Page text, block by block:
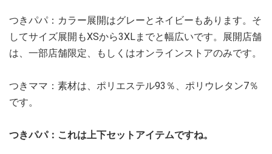
つきパパ：カラー展開はグレーとネイビーもあります。そ
してサイズ展開もXSから3XLまでと幅広いです。展開店舗
は、一部店舗限定、もしくはオンラインストアのみです。
つきママ：素材は、ポリエステル93％、ポリウレタン7％
です。
つきパパ：これは上下セットアイテムですね。